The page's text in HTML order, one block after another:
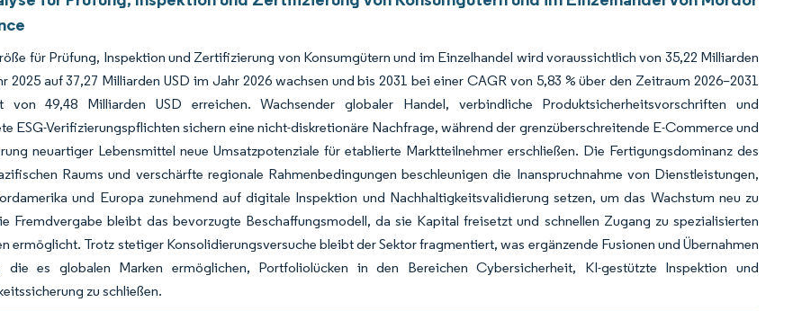
für Prüfung, Inspektion und Zertifizierung von Konsumgütern und im Einzelhandel wird voraussichtlich von 35,22 Milliarden
2025 auf 37,27 Milliarden USD im Jahr 2026 wachsen und bis 2031 bei einer CAGR von 5,83 % über den Zeitraum 2026–2031
von 49,48 Milliarden USD erreichen. Wachsender globaler Handel, verbindliche Produktsicherheitsvorschriften und
ESG-Verifizierungspflichten sichern eine nicht-diskretionäre Nachfrage, während der grenzüberschreitende E-Commerce und
neuartiger Lebensmittel neue Umsatzpotenziale für etablierte Marktteilnehmer erschließen. Die Fertigungsdominanz des
Raums und verschärfte regionale Rahmenbedingungen beschleunigen die Inanspruchnahme von Dienstleistungen,
und Europa zunehmend auf digitale Inspektion und Nachhaltigkeitsvalidierung setzen, um das Wachstum neu zu
Fremdvergabe bleibt das bevorzugte Beschaffungsmodell, da sie Kapital freisetzt und schnellen Zugang zu spezialisierten
ermöglicht. Trotz stetiger Konsolidierungsversuche bleibt der Sektor fragmentiert, was ergänzende Fusionen und Übernahmen
die es globalen Marken ermöglichen, Portfoliolücken in den Bereichen Cybersicherheit, KI-gestützte Inspektion und
zu schließen.